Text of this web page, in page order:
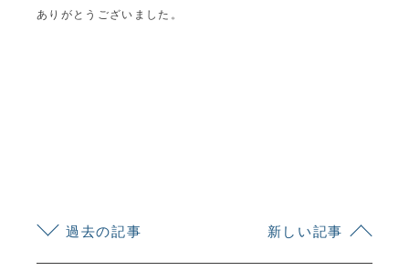
ありがとうございました。
過去の記事 新しい記事